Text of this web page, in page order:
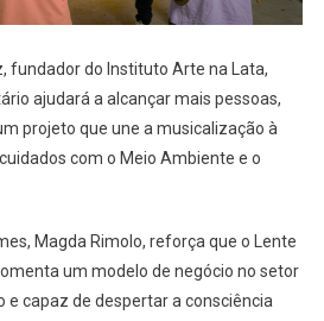
fundador do Instituto Arte na Lata,
ajudará a alcançar mais pessoas,
projeto que une a musicalização à
com o Meio Ambiente e o
Magda Rimolo, reforça que o Lente
um modelo de negócio no setor
e capaz de despertar a consciência